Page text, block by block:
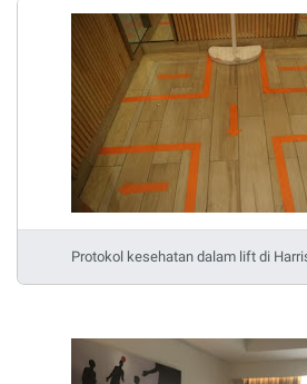
Protokol kesehatan dalam lift di